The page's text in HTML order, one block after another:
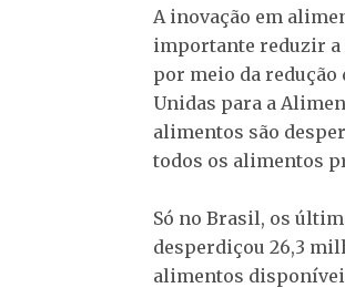
A inovação em
importante reduzir a
por meio da redução
Unidas para a
alimentos são
todos os alimentos
Só no Brasil, os
desperdiçou 26,3
alimentos